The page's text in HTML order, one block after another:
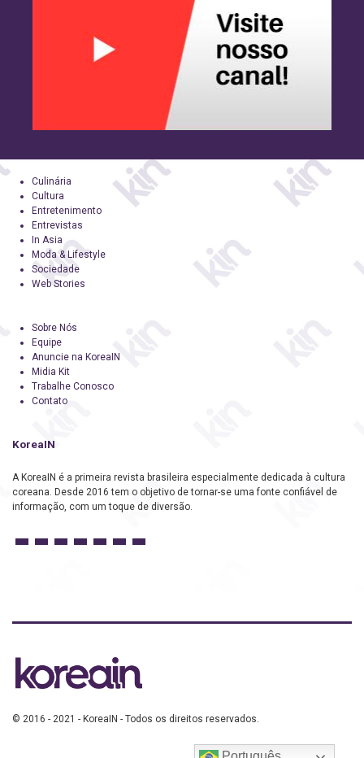
Culinária
Cultura
Entretenimento
Entrevistas
In Asia
Moda & Lifestyle
Sociedade
Web Stories
Sobre Nós
Equipe
Anuncie na KoreaIN
Midia Kit
Trabalhe Conosco
Contato
KoreaIN
A KoreaIN é a primeira revista brasileira especialmente dedicada à cultura
coreana. Desde 2016 tem o objetivo de tornar-se uma fonte confiável de
informação, com um toque de diversão.
© 2016 - 2021 - KoreaIN - Todos os direitos reservados.